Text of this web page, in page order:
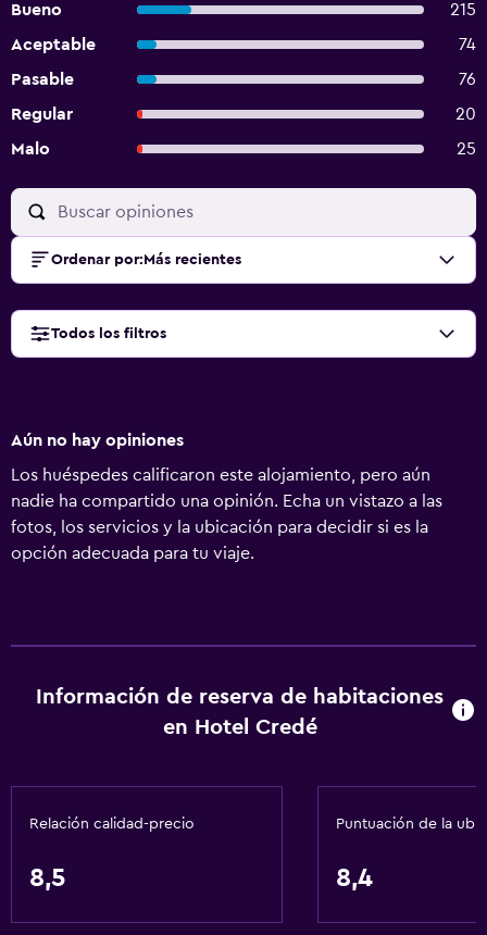
Bueno
215
Aceptable
74
Pasable
76
Regular
20
Malo
25
Ordenar por: Más recientes
Todos los filtros
Aún no hay opiniones
Los huéspedes calificaron este alojamiento, pero aún
nadie ha compartido una opinión. Echa un vistazo a las
fotos, los servicios y la ubicación para decidir si es la
opción adecuada para tu viaje.
Información de reserva de habitaciones
en Hotel Credé
Relación calidad-precio
8,5
Puntuación de la
8,4